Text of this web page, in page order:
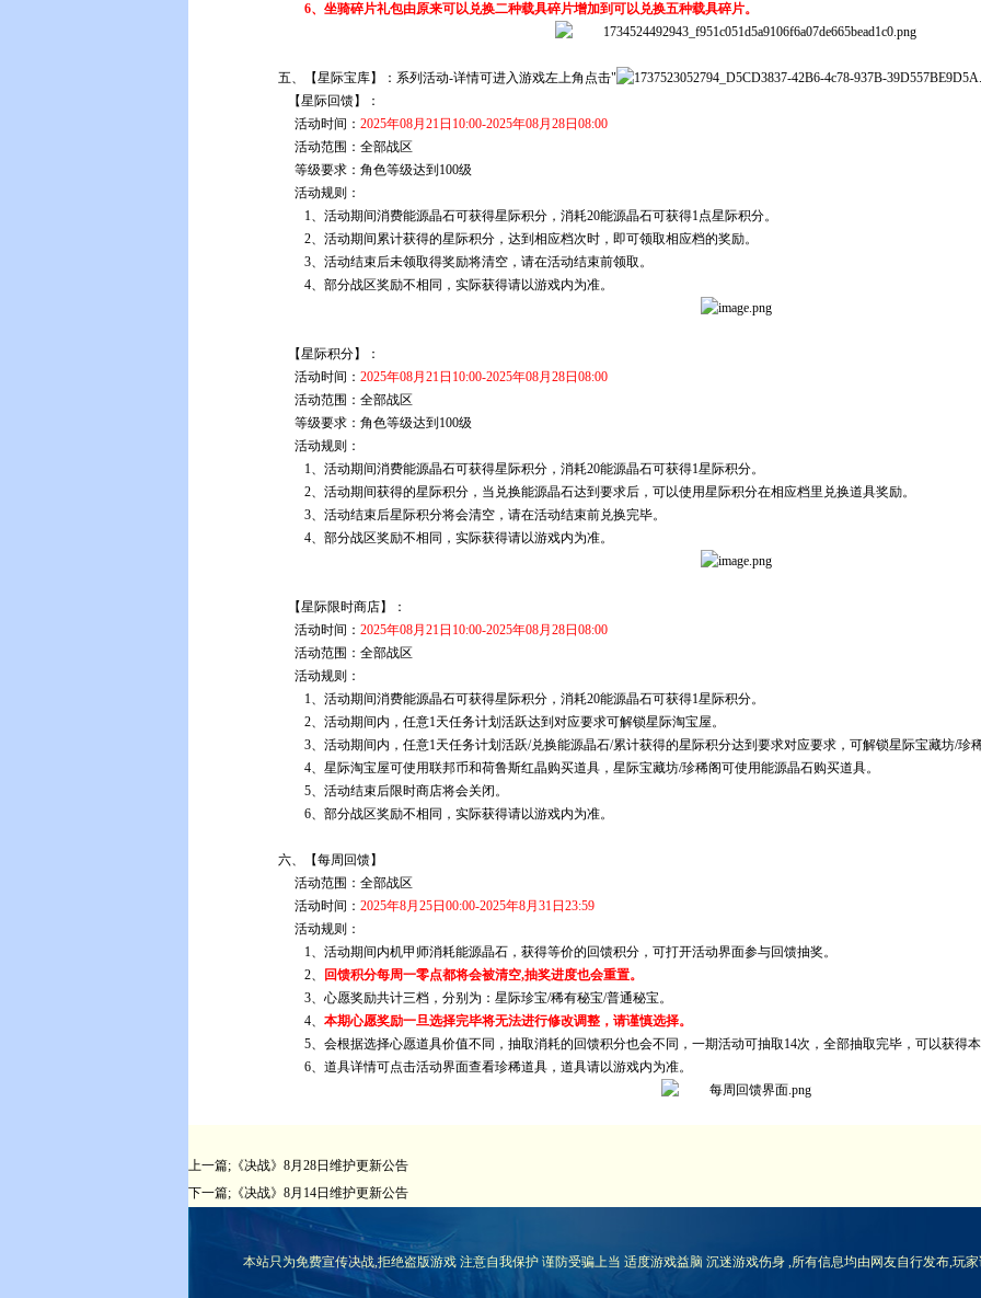
6、坐骑碎片礼包由原来可以兑换二种载具碎片增加到可以兑换五种载具碎片。
五、
【星际宝库】：系列活动-详情可进入游戏左上角点击"
【星际回馈】：
活动时间： 2025年08月21日10:00-2025年08月28日08:00
活动范围：全部战区
等级要求：角色等级达到100级
活动规则：
1、活动期间消费能源晶石可获得星际积分，消耗20能源晶石可获得1点星际积分。
2、活动期间累计获得的星际积分，达到相应档次时，即可领取相应档的奖励。
3、活动结束后未领取得奖励将清空，请在活动结束前领取。
4、部分战区奖励不相同，实际获得请以游戏内为准。
【星际积分】：
活动时间： 2025年08月21日10:00-2025年08月28日08:00
活动范围：全部战区
等级要求：角色等级达到100级
活动规则：
1、活动期间消费能源晶石可获得星际积分，消耗20能源晶石可获得1星际积分。
2、活动期间获得的星际积分，当兑换能源晶石达到要求后，可以使用星际积分在相应档里兑换道具奖励。
3、活动结束后星际积分将会清空，请在活动结束前兑换完毕。
4、部分战区奖励不相同，实际获得请以游戏内为准。
【星际限时商店】：
活动时间： 2025年08月21日10:00-2025年08月28日08:00
活动范围：全部战区
活动规则：
1、活动期间消费能源晶石可获得星际积分，消耗20能源晶石可获得1星际积分。
2、活动期间内，任意1天任务计划活跃达到对应要求可解锁星际淘宝屋。
3、活动期间内，任意1天任务计划活跃/兑换能源晶石/累计获得的星际积分达到要求对应要求，可解锁星际宝藏坊/珍
4、星际淘宝屋可使用联邦币和荷鲁斯红晶购买道具，星际宝藏坊/珍稀阁可使用能源晶石购买道具。
5、活动结束后限时商店将会关闭。
6、部分战区奖励不相同，实际获得请以游戏内为准。
六、【每周回馈】
活动范围： 全部战区
活动时间： 2025年8月25日00:00-2025年8月31日23:59
活动规则：
1、活动期间内机甲师消耗能源晶石，获得等价的回馈积分，可打开活动界面参与回馈抽奖。
2、
回馈积分每周一零点都将会被清空,抽奖进度也会重置。
3、心愿奖励共计三档，分别为：星际珍宝/稀有秘宝/普通秘宝。
4、 本期心愿奖励一旦选择完毕将无法进行修改调整，请谨慎选择。
5、会根据选择心愿道具价值不同，抽取消耗的回馈积分也会不同，一期活动可抽取14次，全部抽取完毕，可以获得本
6、道具详情可点击活动界面查看珍稀道具，道具请以游戏内为准。
上一篇; 《决战》8月28日维护更新公告
下一篇; 《决战》8月14日维护更新公告
本站只为免费宣传决战,拒绝盗版游戏 注意自我保护 谨防受骗上当 适度游戏益脑 沉迷游戏伤身 ,所有信息均由网友自行发布,玩